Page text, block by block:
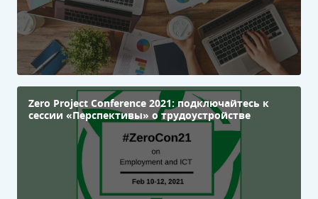
Zero Project Conference 2021: подключайтесь к
сессии «Перспективы» о трудоустройстве